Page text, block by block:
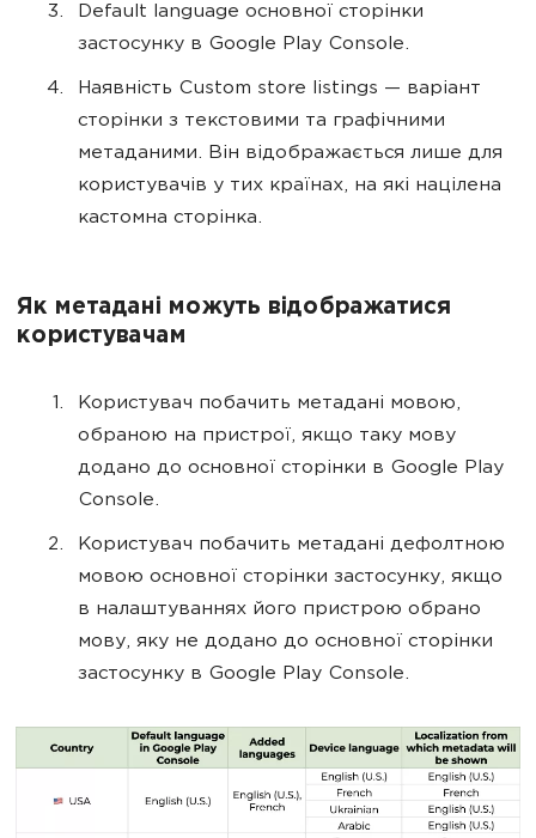
Default language основної сторінки
застосунку в Google Play Console.
Наявність Custom store listings — варіант
сторінки з текстовими та графічними
метаданими. Він відображається лише для
користувачів у тих країнах, на які націлена
кастомна сторінка.
Як метадані можуть відображатися
користувачам
Користувач побачить метадані мовою,
обраною на пристрої, якщо таку мову
додано до основної сторінки в Google Play
Console.
Користувач побачить метадані дефолтною
мовою основної сторінки застосунку, якщо
в налаштуваннях його пристрою обрано
мову, яку не додано до основної сторінки
застосунку в Google Play Console.